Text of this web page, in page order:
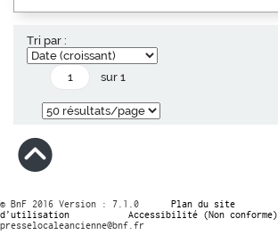
Tri par :
sur 1
© BnF 2016 Version : 7.1.0 Plan du site
d’utilisation
Accessibilité (Non conforme)
presselocaleancienne@bnf.fr